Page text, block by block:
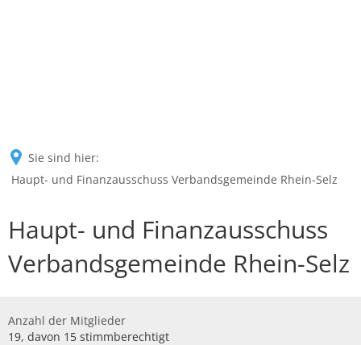
Sie sind hier:
Haupt- und Finanzausschuss Verbandsgemeinde Rhein-Selz
Haupt- und Finanzausschuss
Verbandsgemeinde Rhein-Selz
Anzahl der Mitglieder
19, davon 15 stimmberechtigt